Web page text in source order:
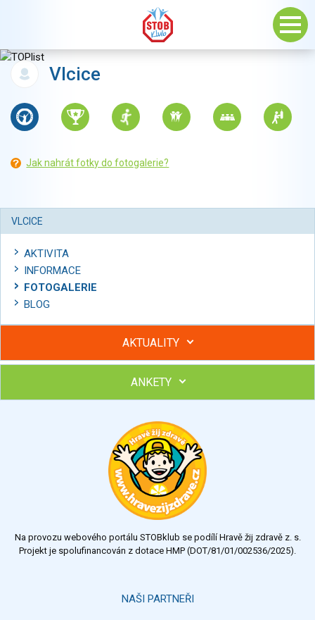
Vlcice
Jak nahrát fotky do fotogalerie?
VLCICE
AKTIVITA
INFORMACE
FOTOGALERIE
BLOG
AKTUALITY
Hubněte s podporou lektorky a skupiny v kurzech STOBu
Chcete poradit s hubnutím? Najděte si odborníka STOBu ve
ANKETY
Výsledky Všechny ankety
Na provozu webového portálu STOBklub se podílí Hravě žij zdravě z. s.
Projekt je spolufinancován z dotace HMP (DOT/81/01/002536/2025).
NAŠI PARTNEŘI